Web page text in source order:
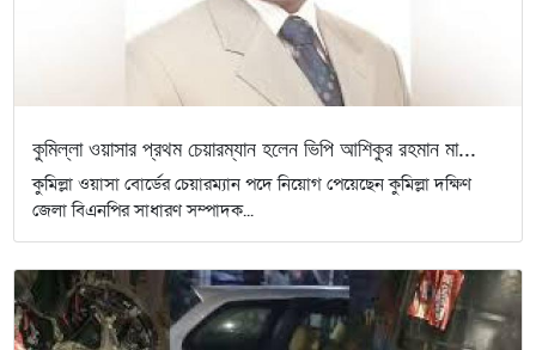
কুমিল্লা ওয়াসার প্রথম চেয়ারম্যান হলেন ভিপি আশিকুর রহমান মা...
কুমিল্লা ওয়াসা বোর্ডের চেয়ারম্যান পদে নিয়োগ পেয়েছেন কুমিল্লা দক্ষিণ
জেলা বিএনপির সাধারণ সম্পাদক...